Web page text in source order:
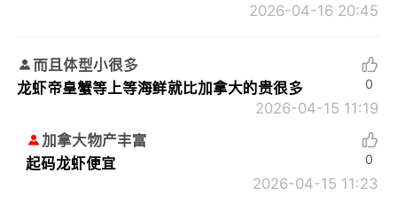
2026-04-16 20:45
而且体型小很多
龙虾帝皇蟹等上等海鲜就比加拿大的贵很多
2026-04-15 11:19
0
加拿大物产丰富
起码龙虾便宜
2026-04-15 11:23
0